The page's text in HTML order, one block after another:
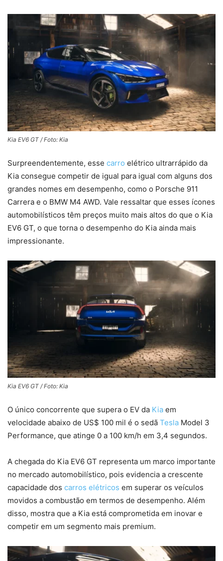
Kia EV6 GT / Foto: Kia
Surpreendentemente, esse carro elétrico ultrarrápido da
Kia consegue competir de igual para igual com alguns dos
grandes nomes em desempenho, como o Porsche 911
Carrera e o BMW M4 AWD. Vale ressaltar que esses ícones
automobilísticos têm preços muito mais altos do que o Kia
EV6 GT, o que torna o desempenho do Kia ainda mais
impressionante.
Kia EV6 GT / Foto: Kia
O único concorrente que supera o EV da Kia em
velocidade abaixo de US$ 100 mil é o sedã Tesla Model 3
Performance, que atinge 0 a 100 km/h em 3,4 segundos.
A chegada do Kia EV6 GT representa um marco importante
no mercado automobilístico, pois evidencia a crescente
capacidade dos carros elétricos em superar os veículos
movidos a combustão em termos de desempenho. Além
disso, mostra que a Kia está comprometida em inovar e
competir em um segmento mais premium.